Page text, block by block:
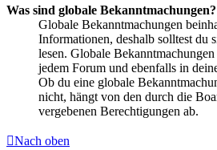
Was sind globale Bekanntmachungen?
Globale Bekanntmachungen
Informationen, deshalb solltest du
lesen. Globale
jedem Forum und ebenfalls in
Ob du eine globale
nicht, hängt von den durch die
vergebenen Berechtigungen ab.
Nach oben